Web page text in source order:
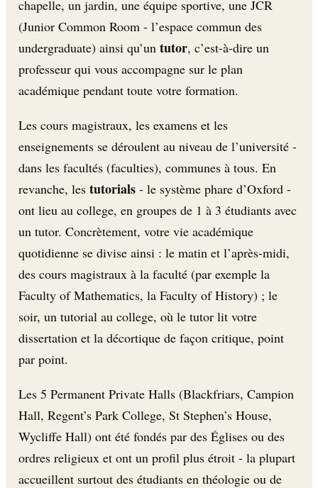
chapelle, un jardin, une équipe sportive, une JCR
(Junior Common Room - l’espace commun des
undergraduate) ainsi qu’un tutor, c’est-à-dire un
professeur qui vous accompagne sur le plan
académique pendant toute votre formation.
Les cours magistraux, les examens et les
enseignements se déroulent au niveau de l’université -
dans les facultés (faculties), communes à tous. En
revanche, les tutorials - le système phare d’Oxford -
ont lieu au college, en groupes de 1 à 3 étudiants avec
un tutor. Concrètement, votre vie académique
quotidienne se divise ainsi : le matin et l’après-midi,
des cours magistraux à la faculté (par exemple la
Faculty of Mathematics, la Faculty of History) ; le
soir, un tutorial au college, où le tutor lit votre
dissertation et la décortique de façon critique, point
par point.
Les 5 Permanent Private Halls (Blackfriars, Campion
Hall, Regent’s Park College, St Stephen’s House,
Wycliffe Hall) ont été fondés par des Églises ou des
ordres religieux et ont un profil plus étroit - la plupart
accueillent surtout des étudiants en théologie ou de